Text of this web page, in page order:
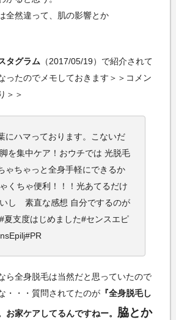
全然違って、肌の影響とか
タグラム （2017/05/19）で紹介されて
ったのでメモしておきます＞＞コメン
＞＞
にハマっております。こないだ
を集中ケア！おウチでは 光脱毛
ゃちゃっと全身手軽にできるか
くちゃ便利！！！光あてるだけ
し 素直な感想 自分でするのが
支度はじめました#センスエピ
ら全身脱毛は当然だと思っていたので
・・・質問されてたのが 『全身脱毛し
お家ケアしてるんですねー。 脇とか